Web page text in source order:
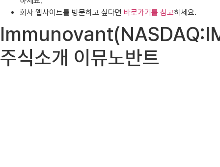
회사 웹사이트를 방문하고 싶다면 바로가기를 참고하세요.
주식소개 이뮤노반트